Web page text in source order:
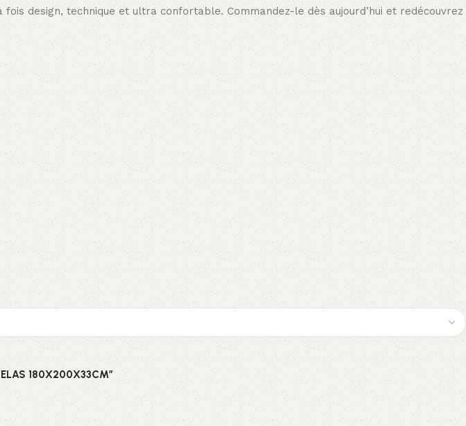
design, technique et ultra confortable. Commandez-le dès aujourd’hui et redécouvrez
180X200X33CM”